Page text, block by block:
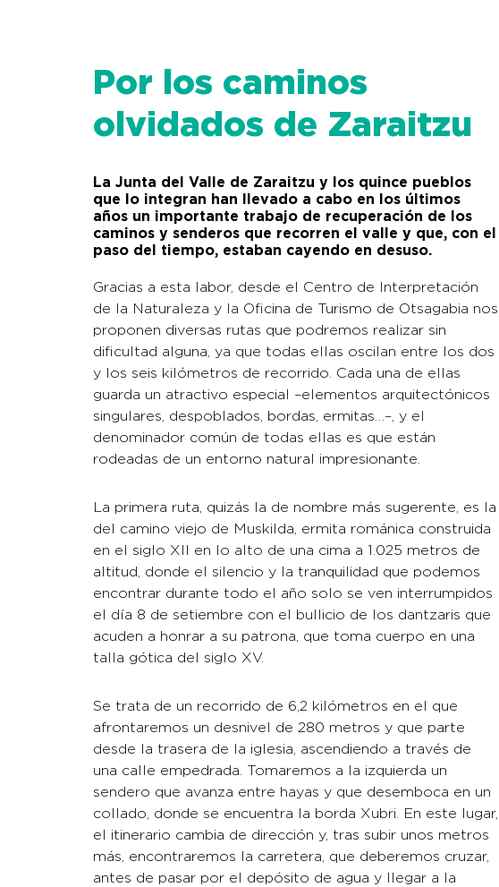
Por los caminos
olvidados de Zaraitzu
La Junta del Valle de Zaraitzu y los quince pueblos
que lo integran han llevado a cabo en los últimos
años un importante trabajo de recuperación de los
caminos y senderos que recorren el valle y que, con el
paso del tiempo, estaban cayendo en desuso.
Gracias a esta labor, desde el Centro de Interpretación
de la Naturaleza y la Oficina de Turismo de Otsagabia nos
proponen diversas rutas que podremos realizar sin
dificultad alguna, ya que todas ellas oscilan entre los dos
y los seis kilómetros de recorrido. Cada una de ellas
guarda un atractivo especial –elementos arquitectónicos
singulares, despoblados, bordas, ermitas…–, y el
denominador común de todas ellas es que están
rodeadas de un entorno natural impresionante.
La primera ruta, quizás la de nombre más sugerente, es la
del camino viejo de Muskilda, ermita románica construida
en el siglo XII en lo alto de una cima a 1.025 metros de
altitud, donde el silencio y la tranquilidad que podemos
encontrar durante todo el año solo se ven interrumpidos
el día 8 de setiembre con el bullicio de los dantzaris que
acuden a honrar a su patrona, que toma cuerpo en una
talla gótica del siglo XV.
Se trata de un recorrido de 6,2 kilómetros en el que
afrontaremos un desnivel de 280 metros y que parte
desde la trasera de la iglesia, ascendiendo a través de
una calle empedrada. Tomaremos a la izquierda un
sendero que avanza entre hayas y que desemboca en un
collado, donde se encuentra la borda Xubri. En este lugar,
el itinerario cambia de dirección y, tras subir unos metros
más, encontraremos la carretera, que deberemos cruzar,
antes de pasar por el depósito de agua y llegar a la